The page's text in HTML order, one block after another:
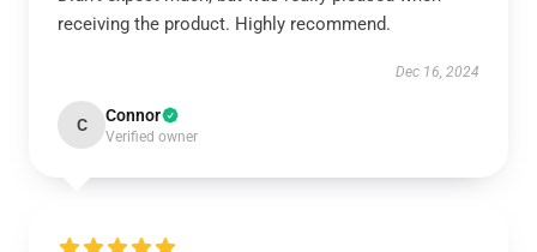
receiving the product. Highly recommend.
Dec 16, 2024
C Connor
Verified owner